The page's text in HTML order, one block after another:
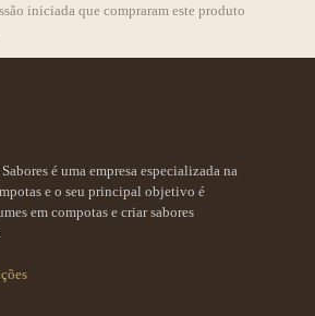
iniciada que compraram este produto
é uma empresa especializada na
e o seu principal objetivo é
em compotas e criar sabores